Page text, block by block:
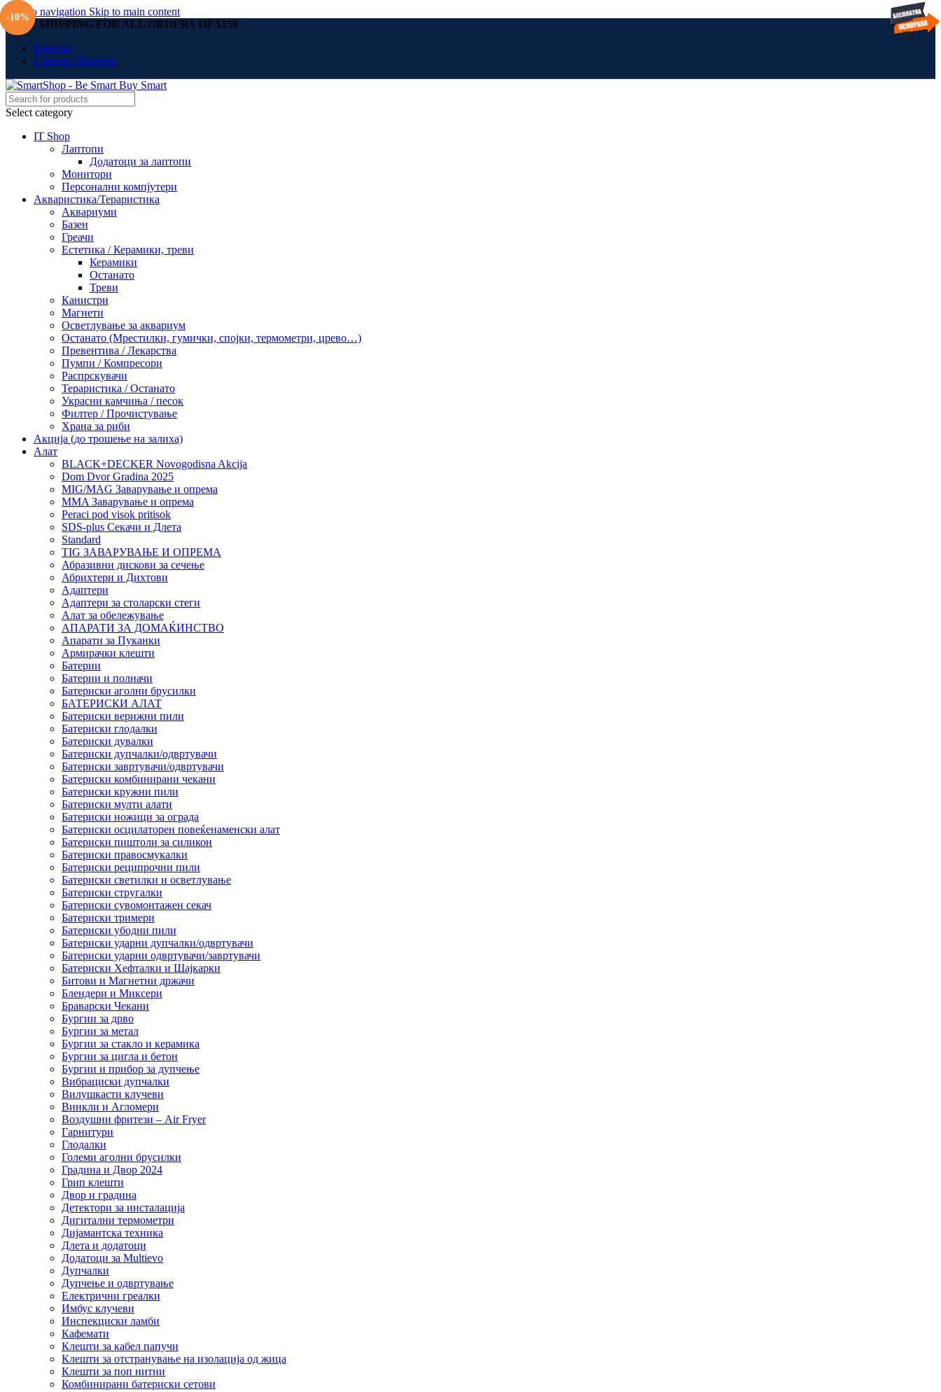
Skip to navigation Skip to main content
FREE SHIPPING FOR ALL ORDERS OF $150
Контакт
Станете Партнер
Select category
IT Shop
Лаптопи
Додатоци за лаптопи
Монитори
Персонални компјутери
Акваристика/Тераристика
Аквариуми
Базен
Греачи
Естетика / Керамики, треви
Керамики
Останато
Треви
Канистри
Магнети
Осветлување за аквариум
Останато (Мрестилки, гумички, спојки, термометри, црево…)
Превентива / Лекарства
Пумпи / Компресори
Распрскувачи
Тераристика / Останато
Украсни камчиња / песок
Филтер / Прочистување
Храна за риби
Акција (до трошење на залиха)
Алат
BLACK+DECKER Novogodisna Akcija
Dom Dvor Gradina 2025
MIG/MAG Заварување и опрема
MMA Заварување и опрема
Peraci pod visok pritisok
SDS-plus Секачи и Длета
Standard
TIG ЗАВАРУВАЊЕ И ОПРЕМА
Абразивни дискови за сечење
Абрихтери и Дихтови
Адаптери
Адаптери за столарски стеги
Алат за обележување
АПАРАТИ ЗА ДОМАЌИНСТВО
Апарати за Пуканки
Армирачки клешти
Батерии
Батерии и полначи
Батериски аголни брусилки
БАТЕРИСКИ АЛАТ
Батериски верижни пили
Батериски глодалки
Батериски дувалки
Батериски дупчалки/одвртувачи
Батериски завртувачи/одвртувачи
Батериски комбинирани чекани
Батериски кружни пили
Батериски мулти алати
Батериски ножици за ограда
Батериски осцилаторен повеќенаменски алат
Батериски пиштоли за силикон
Батериски правосмукалки
Батериски реципрочни пили
Батериски светилки и осветлување
Батериски стругалки
Батериски сувомонтажен секач
Батериски тримери
Батериски убодни пили
Батериски ударни дупчалки/одвртувачи
Батериски ударни одвртувачи/завртувачи
Батериски Хефталки и Шајкарки
Битови и Магнетни држачи
Блендери и Миксери
Браварски Чекани
Бургии за дрво
Бургии за метал
Бургии за стакло и керамика
Бургии за цигла и бетон
Бургии и прибор за дупчење
Вибрациски дупчалки
Вилушкасти клучеви
Винкли и Агломери
Воздушни фритези – Air Fryer
Гарнитури
Глодалки
Големи аголни брусилки
Градина и Двор 2024
Грип клешти
Двор и градина
Детектори за инсталација
Дигитални термометри
Дијамантска техника
Длета и додатоци
Додатоци за Multievo
Дупчалки
Дупчење и одвртување
Електрични греалки
Имбус клучеви
Инспекциски ламби
Кафемати
Клешти за кабел папучи
Клешти за отстранување на изолација од жица
Клешти за поп нитни
Комбинирани батериски сетови
-10%
-10%
-10%
-10%
-10%
-10%
-10%
-10%
-10%
-10%
-10%
-10%
-10%
-10%
-10%
-10%
-10%
-10%
-10%
-10%